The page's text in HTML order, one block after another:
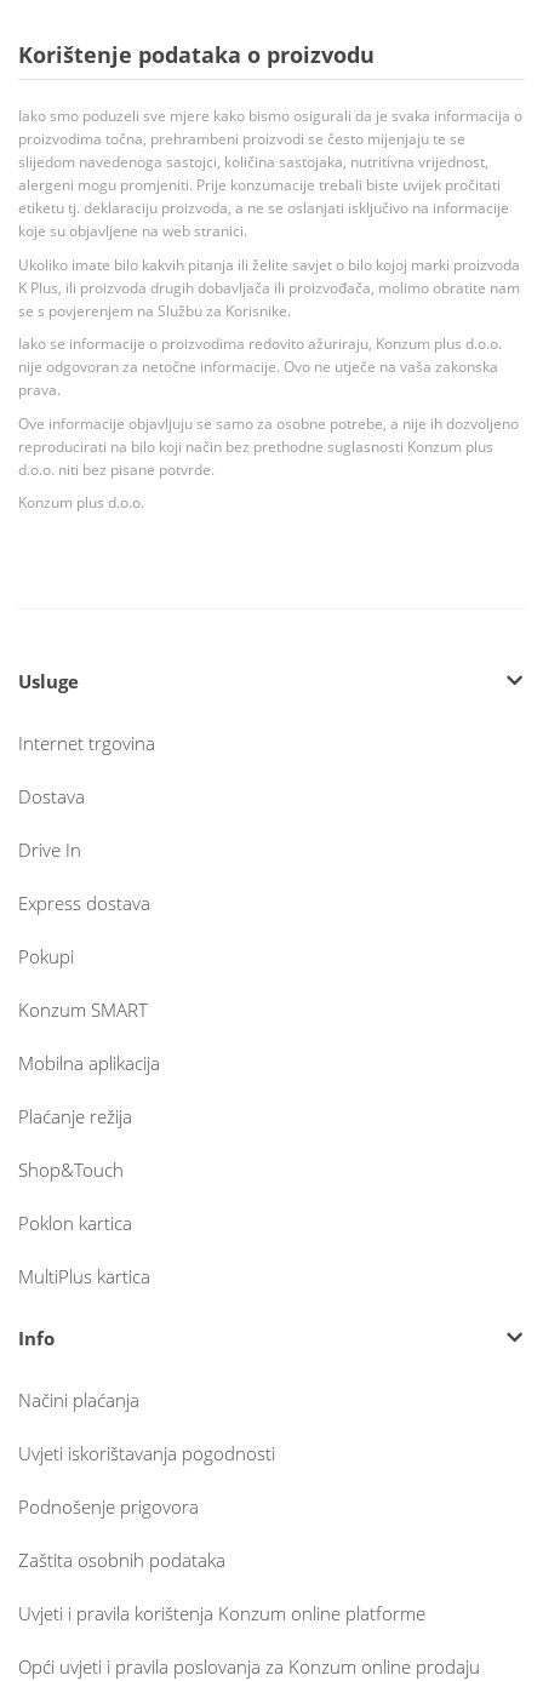
Korištenje podataka o proizvodu
Iako smo poduzeli sve mjere kako bismo osigurali da je svaka informacija o
proizvodima točna, prehrambeni proizvodi se često mijenjaju te se
slijedom navedenoga sastojci, količina sastojaka, nutritivna vrijednost,
alergeni mogu promjeniti. Prije konzumacije trebali biste uvijek pročitati
etiketu tj. deklaraciju proizvoda, a ne se oslanjati isključivo na informacije
koje su objavljene na web stranici.
Ukoliko imate bilo kakvih pitanja ili želite savjet o bilo kojoj marki proizvoda
K Plus, ili proizvoda drugih dobavljača ili proizvođača, molimo obratite nam
se s povjerenjem na Službu za Korisnike.
Iako se informacije o proizvodima redovito ažuriraju, Konzum plus d.o.o.
nije odgovoran za netočne informacije. Ovo ne utječe na vaša zakonska
prava.
Ove informacije objavljuju se samo za osobne potrebe, a nije ih dozvoljeno
reproducirati na bilo koji način bez prethodne suglasnosti Konzum plus
d.o.o. niti bez pisane potvrde.
Konzum plus d.o.o.
Usluge
Internet trgovina
Dostava
Drive In
Express dostava
Pokupi
Konzum SMART
Mobilna aplikacija
Plaćanje režija
Shop&Touch
Poklon kartica
MultiPlus kartica
Info
Načini plaćanja
Uvjeti iskorištavanja pogodnosti
Podnošenje prigovora
Zaštita osobnih podataka
Uvjeti i pravila korištenja Konzum online platforme
Opći uvjeti i pravila poslovanja za Konzum online prodaju